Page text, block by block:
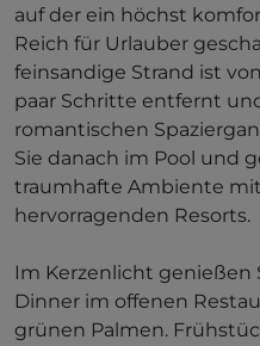
auf der ein höchst
Reich für Urlauber
feinsandige Strand ist
paar Schritte entfernt
romantischen
Sie danach im Pool und
traumhafte Ambiente
hervorragenden Resorts.
Im Kerzenlicht genießen
Dinner im offenen
grünen Palmen.